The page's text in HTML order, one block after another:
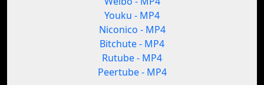
Youku - MP4
Niconico - MP4
Bitchute - MP4
Rutube - MP4
Peertube - MP4